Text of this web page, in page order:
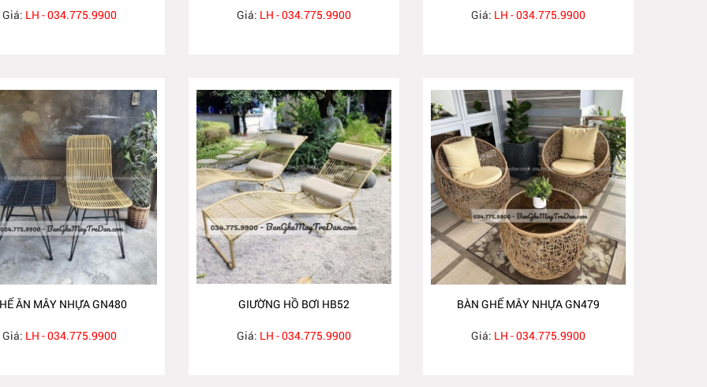
Giá: LH - 034.775.9900 Giá: LH - 034.775.9900 Giá: LH - 034.775.9900
ĂN MÂY NHỰA GN480
Giá: LH - 034.775.9900
GIƯỜNG HỒ BƠI HB52
Giá: LH - 034.775.9900
BÀN GHẾ MÂY NHỰA GN479
Giá: LH - 034.775.9900